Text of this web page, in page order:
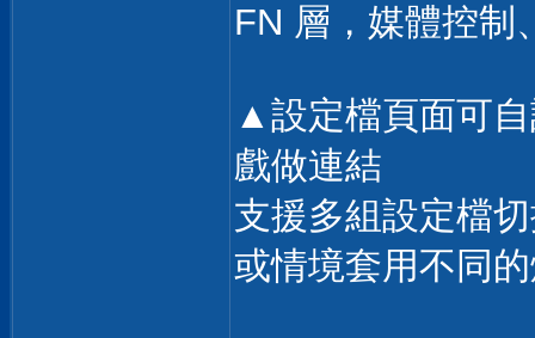
FN 層，媒體控制
▲設定檔頁面可
戲做連結
支援多組設定檔
或情境套用不同